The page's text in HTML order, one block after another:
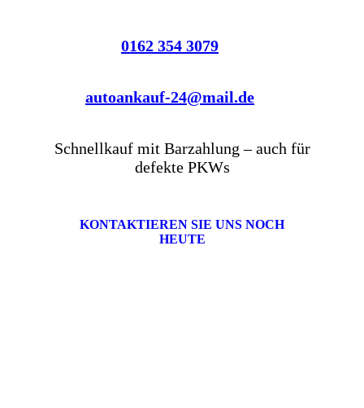
0162 354 3079
autoankauf-24@mail.de
Schnellkauf mit Barzahlung – auch für
defekte PKWs
KONTAKTIEREN SIE UNS NOCH
HEUTE